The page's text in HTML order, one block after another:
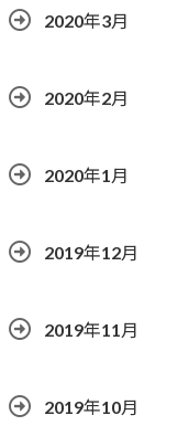
2020年3月
2020年2月
2020年1月
2019年12月
2019年11月
2019年10月